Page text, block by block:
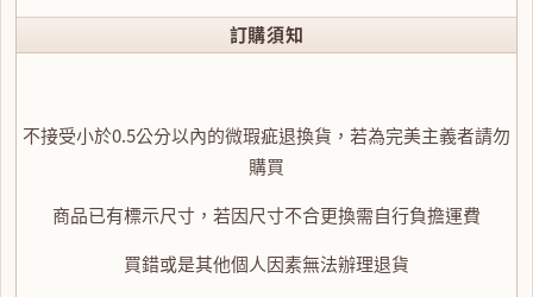
訂購須知
不接受小於0.5公分以內的微瑕疵退換貨，若為完美主義者請勿
購買
商品已有標示尺寸，若因尺寸不合更換需自行負擔運費
買錯或是其他個人因素無法辦理退貨